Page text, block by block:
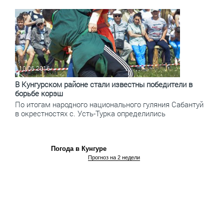
10.06.2016
В Кунгурском районе стали известны победители в
борьбе корэш
По итогам народного национального гуляния Сабантуй
в окрестностях с. Усть-Турка определились
Погода в Кунгуре
Прогноз на 2 недели